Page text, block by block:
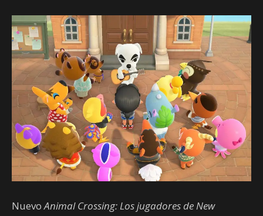
NuevoAnimal Crossing: Los jugadores de New